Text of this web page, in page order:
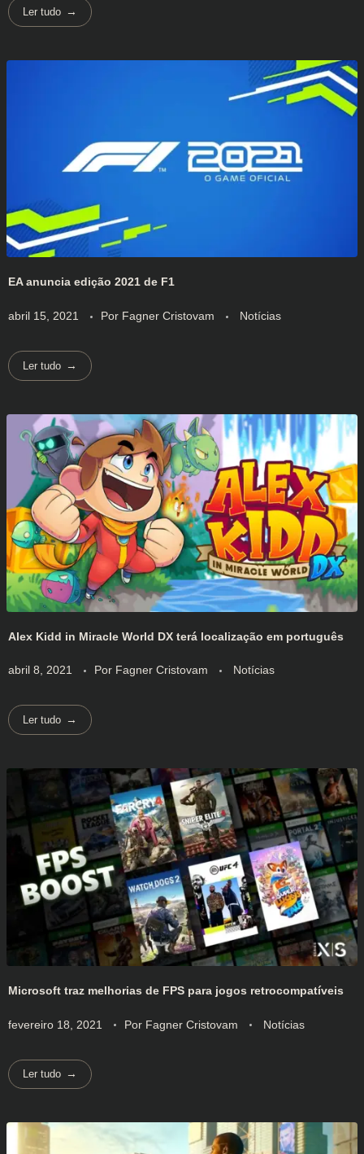
Ler tudo
EA anuncia edição 2021 de F1
abril 15, 2021 Por Fagner Cristovam Notícias
Ler tudo
Alex Kidd in Miracle World DX terá localização em português
abril 8, 2021 Por Fagner Cristovam Notícias
Ler tudo
Microsoft traz melhorias de FPS para jogos retrocompatíveis
fevereiro 18, 2021 Por Fagner Cristovam Notícias
Ler tudo